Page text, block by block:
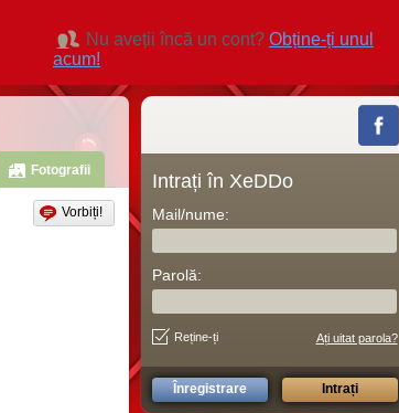
Nu aveții încă un cont? Obține-ți unul
acum!
Fotografii
Vorbiți!
Intrați în XeDDo
Mail/nume:
Parolă:
Reține-ți Ați uitat parola?